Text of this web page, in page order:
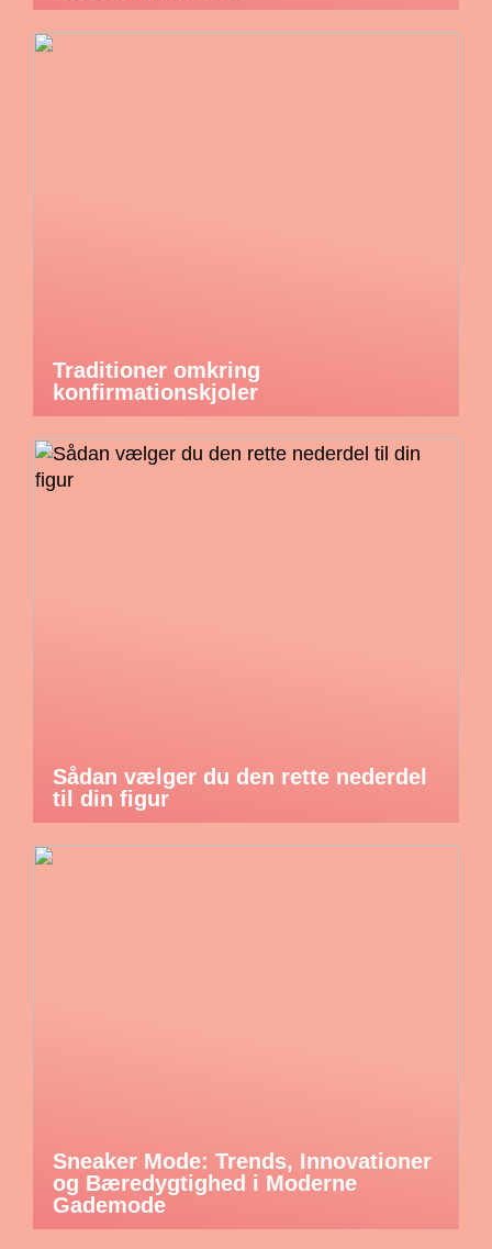
Traditioner omkring
konfirmationskjoler
Sådan vælger du den rette nederdel
til din figur
Sneaker Mode: Trends, Innovationer
og Bæredygtighed i Moderne
Gademode